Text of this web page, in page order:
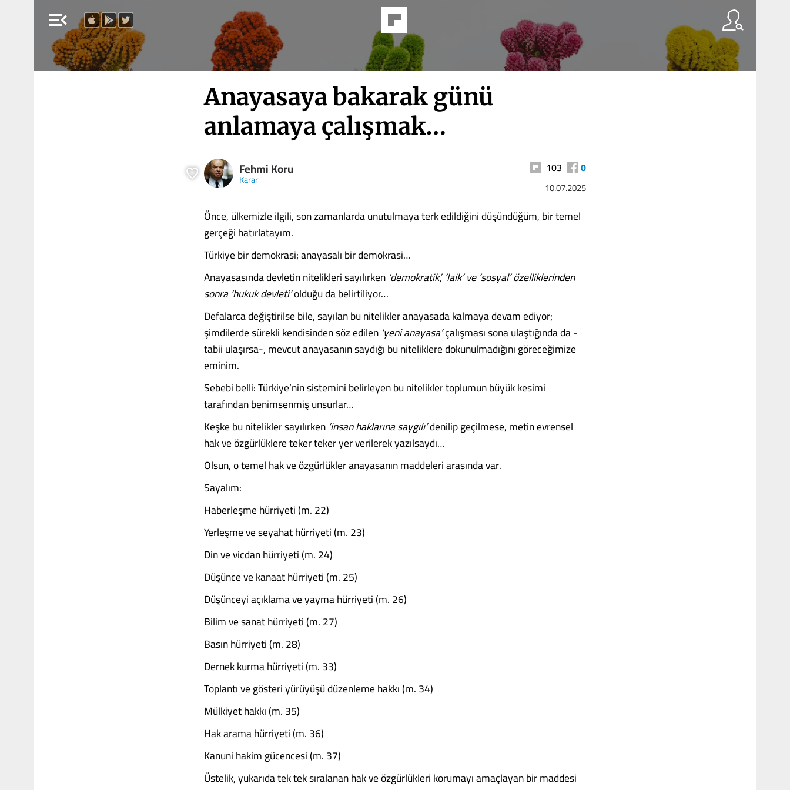
menu_open
Anayasaya bakarak günü
anlamaya çalışmak…
Fehmi Koru
Karar
103 0
10.07.2025
Önce, ülkemizle ilgili, son zamanlarda unutulmaya terk edildiğini düşündüğüm, bir temel
gerçeği hatırlatayım.
Türkiye bir demokrasi; anayasalı bir demokrasi…
Anayasasında devletin nitelikleri sayılırken ‘demokratik’, ‘laik’ ve ‘sosyal’ özelliklerinden
sonra ‘hukuk devleti’olduğu da belirtiliyor…
Defalarca değiştirilse bile, sayılan bu nitelikler anayasada kalmaya devam ediyor;
şimdilerde sürekli kendisinden söz edilen ‘yeni anayasa’çalışması sona ulaştığında da -
tabii ulaşırsa-, mevcut anayasanın saydığı bu niteliklere dokunulmadığını göreceğimize
eminim.
Sebebi belli: Türkiye’nin sistemini belirleyen bu nitelikler toplumun büyük kesimi
tarafından benimsenmiş unsurlar…
Keşke bu nitelikler sayılırken ‘insan haklarına saygılı’denilip geçilmese, metin evrensel
hak ve özgürlüklere teker teker yer verilerek yazılsaydı…
Olsun, o temel hak ve özgürlükler anayasanın maddeleri arasında var.
Sayalım:
Haberleşme hürriyeti (m. 22)
Yerleşme ve seyahat hürriyeti (m. 23)
Din ve vicdan hürriyeti (m. 24)
Düşünce ve kanaat hürriyeti (m. 25)
Düşünceyi açıklama ve yayma hürriyeti (m. 26)
Bilim ve sanat hürriyeti (m. 27)
Basın hürriyeti (m. 28)
Dernek kurma hürriyeti (m. 33)
Toplantı ve gösteri yürüyüşü düzenleme hakkı (m. 34)
Mülkiyet hakkı (m. 35)
Hak arama hürriyeti (m. 36)
Kanuni hakim gücencesi (m. 37)
Üstelik, yukarıda tek tek sıralanan hak ve özgürlükleri korumayı amaçlayan bir maddesi